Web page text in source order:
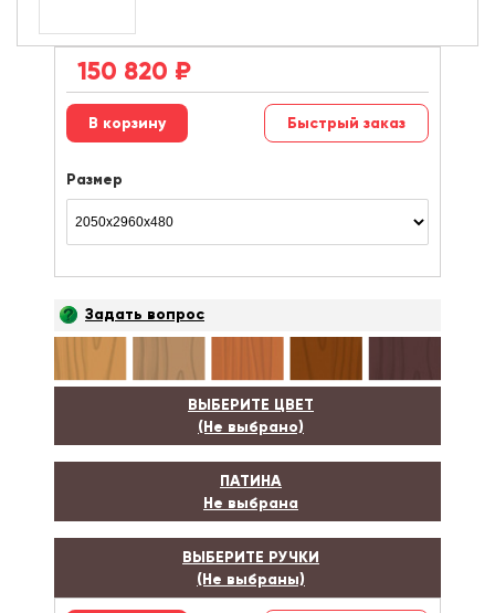
150 820 ₽
Быстрый заказ
Размер
Задать вопрос
ВЫБЕРИТЕ ЦВЕТ
(Не выбрано)
ПАТИНА
Не выбрана
ВЫБЕРИТЕ РУЧКИ
(Не выбраны)